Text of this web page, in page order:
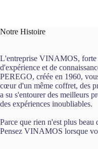
Notre Histoire
L'entreprise VINAMOS, forte
d'expérience et de
PEREGO, créée en 1960,
cœur d'un même coffret, des
a su s'entourer des meilleurs
des expériences inoubliables.
Parce que rien n'est plus beau
Pensez VINAMOS lorsque